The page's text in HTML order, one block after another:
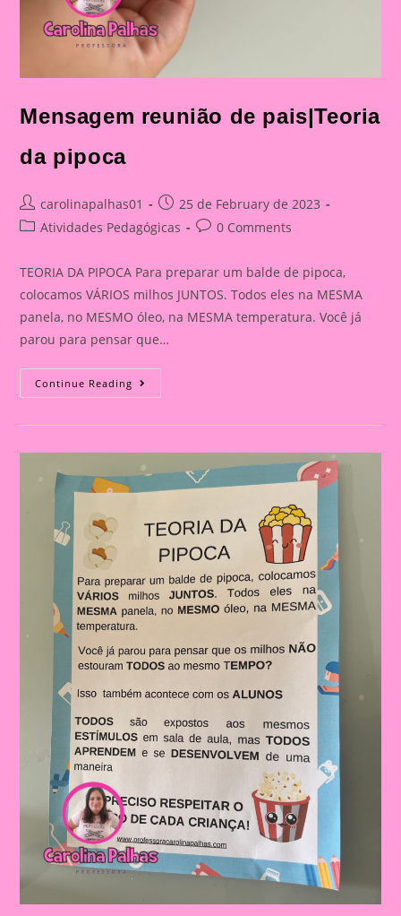
Mensagem reunião de pais|Teoria
da pipoca
Post
author:
carolinapalhas01
Post
published:
25 de February de 2023
PostAtividades Pedagógicas
Post0 Comments
TEORIA DA PIPOCA Para preparar um balde de pipoca,
colocamos VÁRIOS milhos JUNTOS. Todos eles na MESMA
panela, no MESMO óleo, na MESMA temperatura. Você já
parou para pensar que…
Continue Reading Mensagem
Reunião
Pais|Teoria